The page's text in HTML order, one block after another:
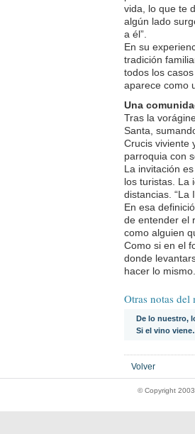
vida, lo que te
algún lado
a él”.
En su
tradición
todos los
aparece como
Una
Tras la
Santa,
Crucis viviente
parroquia con
La invitación
los turistas. La
distancias. “La
En esa
de entender el
como alguien
Como si en el
donde
hacer lo mismo.
Otras notas del
De lo nuestro,
Si el vino
Volver
© Copyright